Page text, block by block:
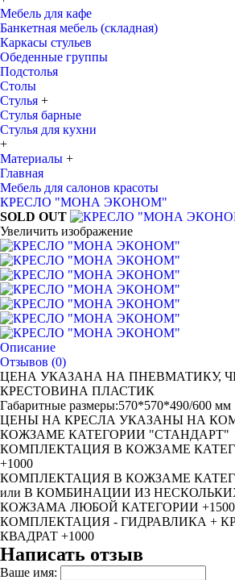
Мебель для кафе
Банкетная мебель (складная)
Каркасы стульев
Обеденные группы
Подстолья
Столы
Стулья +
Стулья барные
Стулья для кухни
+
Материалы +
Главная
Мебель для салонов красоты
КРЕСЛО "МОНА ЭКОНОМ"
SOLD OUT
Увеличить изображение
Описание
Отзывов (0)
ЦЕНА УКАЗАНА НА ПНЕВМАТИКУ,
КРЕСТОВИНА ПЛАСТИК
Габаритные размеры:570*570*490/600 мм
ЦЕНЫ НА КРЕСЛА УКАЗАНЫ НА
КОЖЗАМЕ КАТЕГОРИИ "СТАНДАРТ"
КОМПЛЕКТАЦИЯ В КОЖЗАМЕ
+1000
КОМПЛЕКТАЦИЯ В КОЖЗАМЕ
или В КОМБИНАЦИИ ИЗ
КОЖЗАМА ЛЮБОЙ КАТЕГОРИИ +1500
КОМПЛЕКТАЦИЯ - ГИДРАВЛИКА +
КВАДРАТ +1000
Написать отзыв
Ваше имя: